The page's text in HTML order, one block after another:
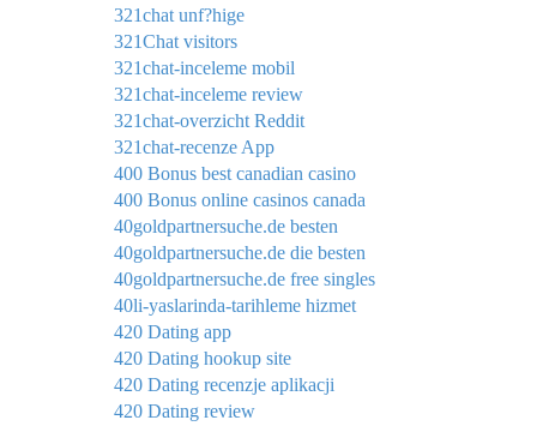
321chat unf?hige
321Chat visitors
321chat-inceleme mobil
321chat-inceleme review
321chat-overzicht Reddit
321chat-recenze App
400 Bonus best canadian casino
400 Bonus online casinos canada
40goldpartnersuche.de besten
40goldpartnersuche.de die besten
40goldpartnersuche.de free singles
40li-yaslarinda-tarihleme hizmet
420 Dating app
420 Dating hookup site
420 Dating recenzje aplikacji
420 Dating review